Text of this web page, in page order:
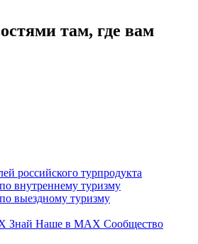
там, где вам
российского турпродукта
внутреннему туризму
выездному туризму
Знай Наше в MAX Сообщество